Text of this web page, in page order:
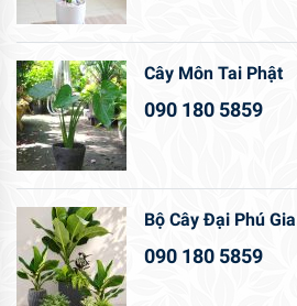
Cây Môn Tai Phật
090 180 5859
Bộ Cây Đại Phú
090 180 5859